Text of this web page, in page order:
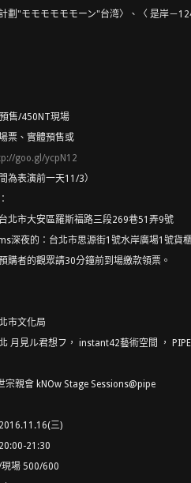
劃"モモモモモモーン"台湾〉、〈 是岸－
售/450NT現場
票、實體預售或
goo.gl/ycpN12
為表演前一天11/3）
北市大安區羅斯福路三段269巷51弄9號
深夜的：台北市思源街1號水岸廣場1號貨
購者的觀眾請30分鐘前到場繳款領票。
市文化局
月見ル君想フ， instant42藝術空間 ，
宗親會 kNOw Stage Sessions@pipe
三)
21:30
場 500/600